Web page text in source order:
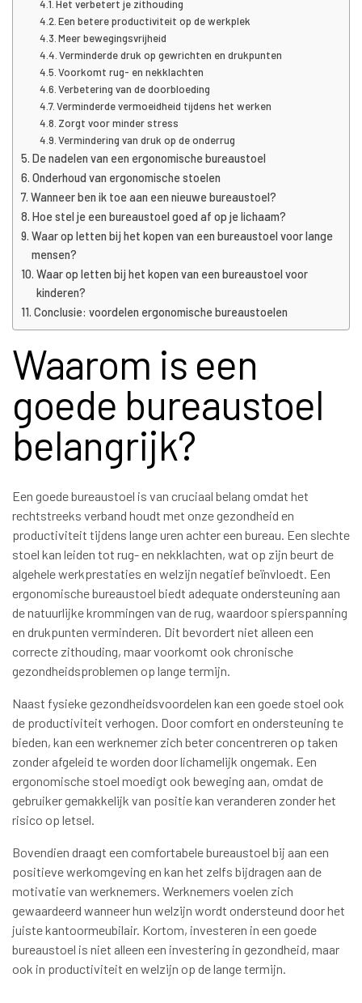
Het verbetert je zithouding
Een betere productiviteit op de werkplek
Meer bewegingsvrijheid
Verminderde druk op gewrichten en drukpunten
Voorkomt rug- en nekklachten
Verbetering van de doorbloeding
Verminderde vermoeidheid tijdens het werken
Zorgt voor minder stress
Vermindering van druk op de onderrug
De nadelen van een ergonomische bureaustoel
Onderhoud van ergonomische stoelen
Wanneer ben ik toe aan een nieuwe bureaustoel?
Hoe stel je een bureaustoel goed af op je lichaam?
Waar op letten bij het kopen van een bureaustoel voor lange
mensen?
Waar op letten bij het kopen van een bureaustoel voor
kinderen?
Conclusie: voordelen ergonomische bureaustoelen
Waarom is een
goede bureaustoel
belangrijk?
Een goede bureaustoel is van cruciaal belang omdat het
rechtstreeks verband houdt met onze gezondheid en
productiviteit tijdens lange uren achter een bureau. Een slechte
stoel kan leiden tot rug- en nekklachten, wat op zijn beurt de
algehele werkprestaties en welzijn negatief beïnvloedt. Een
ergonomische bureaustoel biedt adequate ondersteuning aan
de natuurlijke krommingen van de rug, waardoor spierspanning
en drukpunten verminderen. Dit bevordert niet alleen een
correcte zithouding, maar voorkomt ook chronische
gezondheidsproblemen op lange termijn.
Naast fysieke gezondheidsvoordelen kan een goede stoel ook
de productiviteit verhogen. Door comfort en ondersteuning te
bieden, kan een werknemer zich beter concentreren op taken
zonder afgeleid te worden door lichamelijk ongemak. Een
ergonomische stoel moedigt ook beweging aan, omdat de
gebruiker gemakkelijk van positie kan veranderen zonder het
risico op letsel.
Bovendien draagt een comfortabele bureaustoel bij aan een
positieve werkomgeving en kan het zelfs bijdragen aan de
motivatie van werknemers. Werknemers voelen zich
gewaardeerd wanneer hun welzijn wordt ondersteund door het
juiste kantoormeubilair. Kortom, investeren in een goede
bureaustoel is niet alleen een investering in gezondheid, maar
ook in productiviteit en welzijn op de lange termijn.